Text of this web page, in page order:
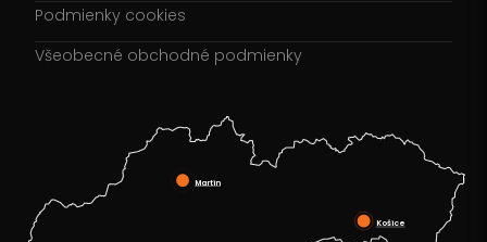
Podmienky cookies
Všeobecné obchodné podmienky
Martin
Košice